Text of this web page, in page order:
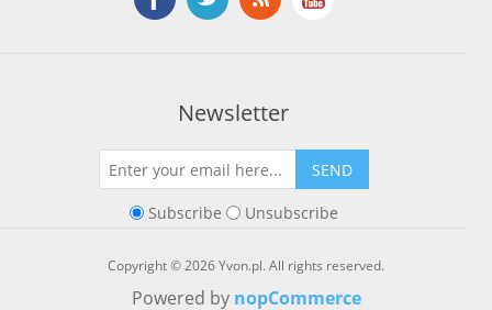
Newsletter
SEND
Subscribe Unsubscribe
Copyright © 2026 Yvon.pl. All rights reserved.
Powered by nopCommerce